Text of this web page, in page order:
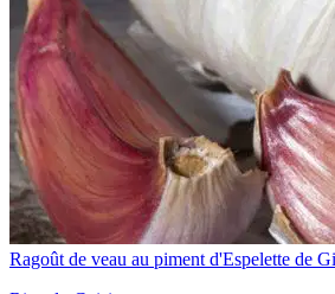
Ragoût de veau au piment d'Espelette de